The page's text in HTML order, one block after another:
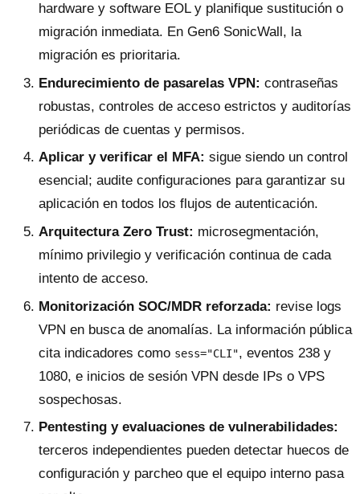
hardware y software EOL y planifique sustitución o
migración inmediata. En Gen6 SonicWall, la
migración es prioritaria.
Endurecimiento de pasarelas VPN: contraseñas
robustas, controles de acceso estrictos y auditorías
periódicas de cuentas y permisos.
Aplicar y verificar el MFA: sigue siendo un control
esencial; audite configuraciones para garantizar su
aplicación en todos los flujos de autenticación.
Arquitectura Zero Trust: microsegmentación,
mínimo privilegio y verificación continua de cada
intento de acceso.
Monitorización SOC/MDR reforzada: revise logs
VPN en busca de anomalías. La información pública
cita indicadores como sess="CLI", eventos 238 y
1080, e inicios de sesión VPN desde IPs o VPS
sospechosas.
Pentesting y evaluaciones de vulnerabilidades:
terceros independientes pueden detectar huecos de
configuración y parcheo que el equipo interno pasa